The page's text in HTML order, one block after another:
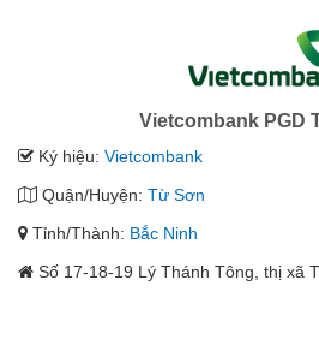
Vietcombank PGD
Ký hiệu: Vietcombank
Quận/Huyện: Từ Sơn
Tỉnh/Thành: Bắc Ninh
Số 17-18-19 Lý Thánh Tông, thị xã